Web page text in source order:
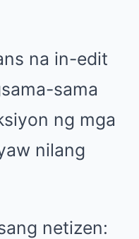
na in-edit
sama
ng mga
nilang
netizen: